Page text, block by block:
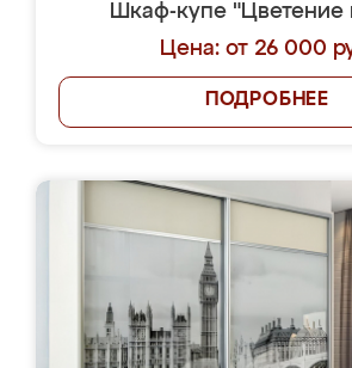
Шкаф-купе "Цветение
Цена: от 26 000
ПОДРОБНЕЕ